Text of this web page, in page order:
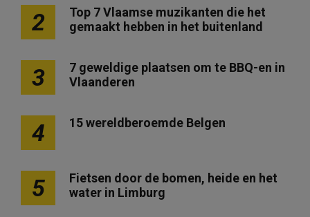
2
Top 7 Vlaamse muzikanten die het
gemaakt hebben in het buitenland
3
7 geweldige plaatsen om te BBQ-en in
Vlaanderen
4 15 wereldberoemde Belgen
5
Fietsen door de bomen, heide en het
water in Limburg